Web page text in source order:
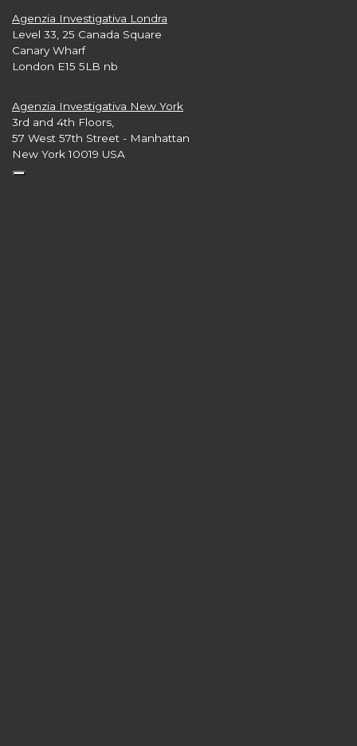
Agenzia Investigativa Londra
Level 33, 25 Canada Square
Canary Wharf
London E15 5LB nb
Agenzia Investigativa New York
3rd and 4th Floors,
57 West 57th Street - Manhattan
New York 10019 USA